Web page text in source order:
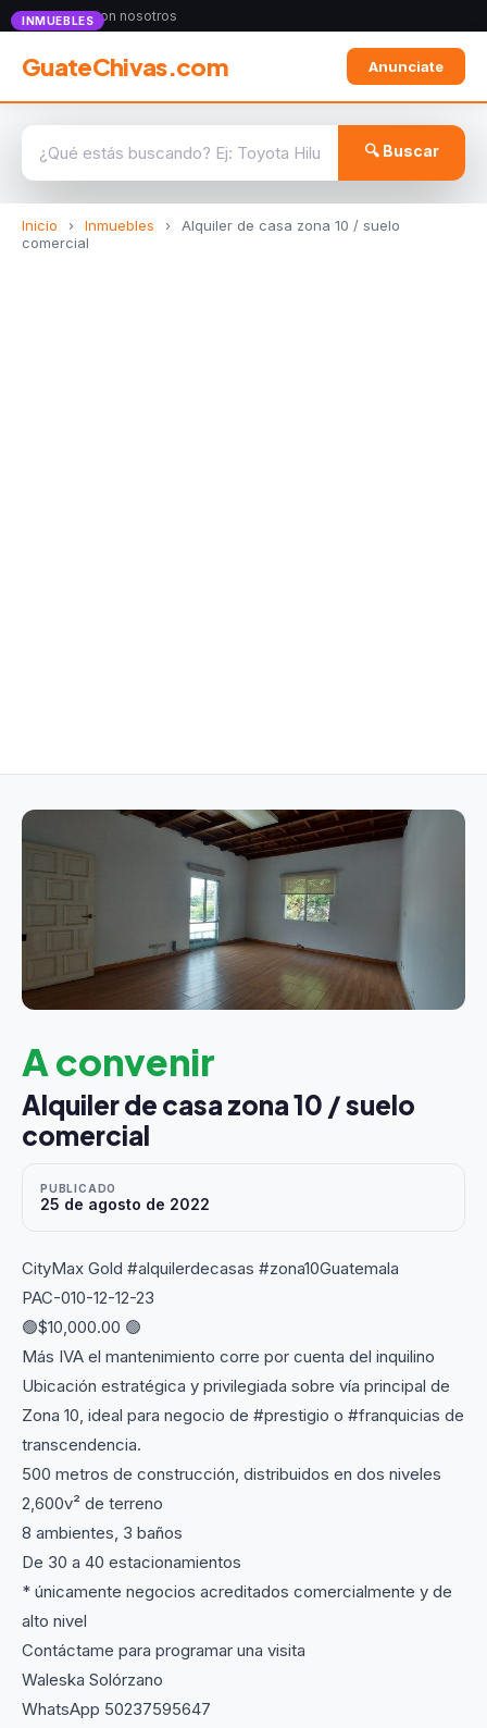
Anunciate con nosotros
GuateChivas.com Anunciate
🔍 Buscar
Inicio › Inmuebles ›
Alquiler de casa zona 10 / suelo
comercial
INMUEBLES
A convenir
Alquiler de casa zona 10 / suelo
comercial
PUBLICADO
25 de agosto de 2022
CityMax Gold #alquilerdecasas #zona10Guatemala
PAC-010-12-12-23
🟢$10,000.00 🟢
Más IVA el mantenimiento corre por cuenta del inquilino
Ubicación estratégica y privilegiada sobre vía principal de
Zona 10, ideal para negocio de #prestigio o #franquicias de
transcendencia.
500 metros de construcción, distribuidos en dos niveles
2,600v² de terreno
8 ambientes, 3 baños
De 30 a 40 estacionamientos
* únicamente negocios acreditados comercialmente y de
alto nivel
Contáctame para programar una visita
Waleska Solórzano
WhatsApp 50237595647